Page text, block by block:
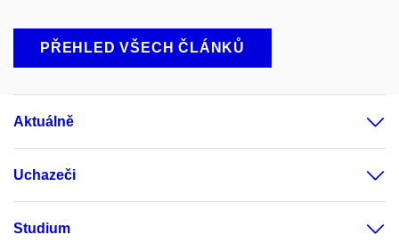
PŘEHLED VŠECH ČLÁNKŮ
Aktuálně
Uchazeči
Studium